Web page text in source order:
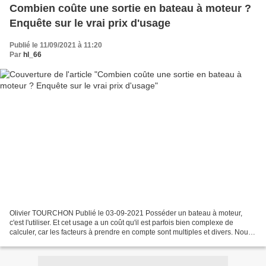
Combien coûte une sortie en bateau à moteur ?
Enquête sur le vrai prix d'usage
Publié le 11/09/2021 à 11:20
Par hl_66
Olivier TOURCHON Publié le 03-09-2021 Posséder un bateau à moteur,
c'est l'utiliser. Et cet usage a un coût qu'il est parfois bien complexe de
calculer, car les facteurs à prendre en compte sont multiples et divers. Nous